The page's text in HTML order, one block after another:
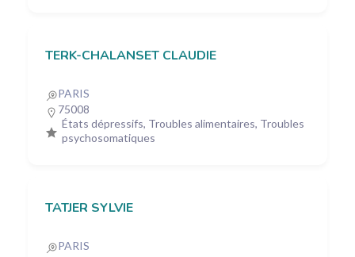
TERK-CHALANSET CLAUDIE
PARIS
75008
États dépressifs, Troubles alimentaires, Troubles
psychosomatiques
TATJER SYLVIE
PARIS